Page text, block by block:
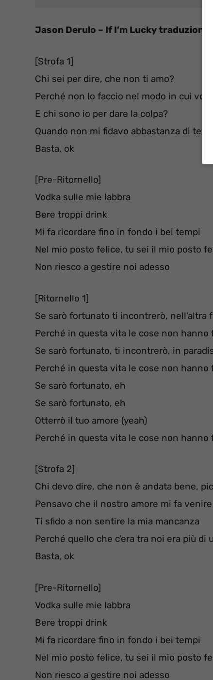
Jason Derulo – If I’m Lucky traduzione
[Strofa 1]
Chi sei per dire, che non ti amo?
Perché non lo faccio nel modo in cui
E chi sono io per dare la colpa?
Quando non mi fidavo abbastanza di te
Basta, ok
[Pre-Ritornello]
Vodka sulle mie labbra
Bere troppi drink
Mi fa ricordare fino in fondo i bei tempi
Nel mio posto felice, tu sei il mio posto
Non riesco a gestire noi adesso
[Ritornello 1]
Se sarò fortunato ti incontrerò, nell’altra
Perché in questa vita le cose non
Se sarò fortunato, ti incontrerò, in
Perché in questa vita le cose non hanno
Se sarò fortunato, eh
Se sarò fortunato, eh
Otterrò il tuo amore (yeah)
Perché in questa vita le cose non
[Strofa 2]
Chi devo dire, che non è andata bene,
Pensavo che il nostro amore mi fa
Ti sfido a non sentire la mia mancanza
Perché quello che c’era tra noi era più di
Basta, ok
[Pre-Ritornello]
Vodka sulle mie labbra
Bere troppi drink
Mi fa ricordare fino in fondo i bei tempi
Nel mio posto felice, tu sei il mio posto
Non riesco a gestire noi adesso